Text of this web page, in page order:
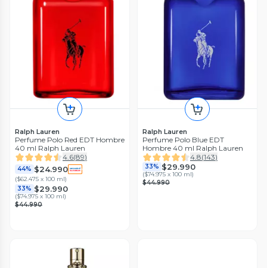
Ralph Lauren
Perfume Polo Red EDT Hombre
40 ml Ralph Lauren
4.6(89)
44% $24.990
($62.475 x 100 ml)
33% $29.990
($74.975 x 100 ml)
$44.990
Ralph Lauren
Perfume Polo Blue EDT
Hombre 40 ml Ralph Lauren
4.8(143)
33% $29.990
($74.975 x 100 ml)
$44.990